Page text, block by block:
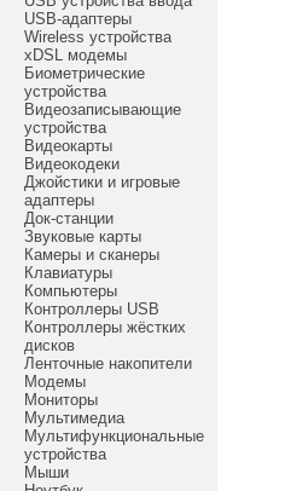
USB-адаптеры
Wireless устройства
xDSL модемы
Биометрические
устройства
Видеозаписывающие
устройства
Видеокарты
Видеокодеки
Джойстики и игровые
адаптеры
Док-станции
Звуковые карты
Камеры и сканеры
Клавиатуры
Компьютеры
Контроллеры USB
Контроллеры жёстких
дисков
Ленточные накопители
Модемы
Мониторы
Мультимедиа
Мультифункциональные
устройства
Мыши